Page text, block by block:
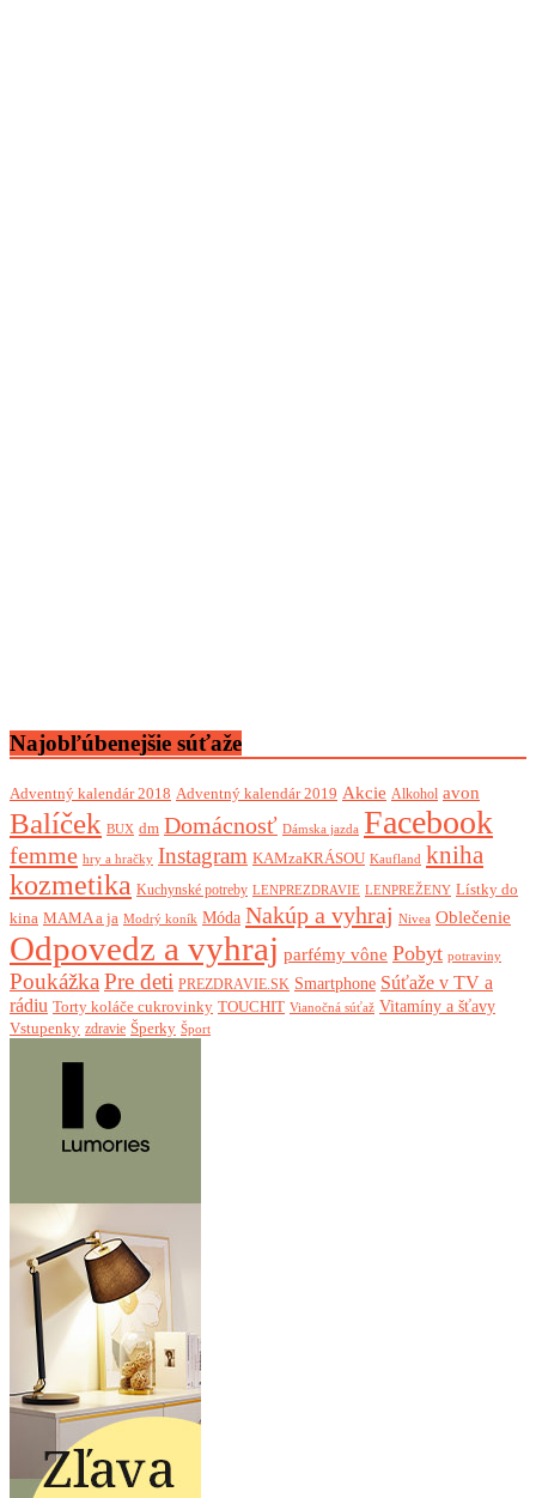
Najobľúbenejšie súťaže
Adventný kalendár 2018 Adventný kalendár 2019 Akcie Alkohol avon
Balíček BUX dm Domácnosť Dámska jazda Facebook
femme hry a hračky Instagram KAMzaKRÁSOU Kaufland kniha
kozmetika Kuchynské potreby LENPREZDRAVIE LENPREŽENY Lístky do
kina MAMA a ja Modrý koník Móda Nakúp a vyhraj Nivea Oblečenie
Odpovedz a vyhraj parfémy vône Pobyt potraviny
Poukážka Pre deti PREZDRAVIE.SK Smartphone Súťaže v TV a
rádiu Torty koláče cukrovinky TOUCHIT Vianočná súťaž Vitamíny a šťavy
Vstupenky zdravie Šperky Šport